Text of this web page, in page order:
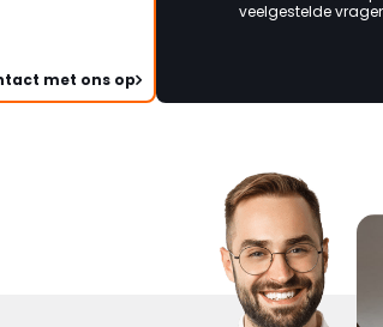
met ons op
veelgestelde